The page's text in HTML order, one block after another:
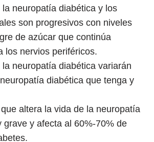
neuropatía diabética y los
son progresivos con niveles
de azúcar que continúa
los nervios periféricos.
neuropatía diabética variarán
diabética que tenga y
altera la vida de la neuropatía
grave y afecta al 60%-70% de